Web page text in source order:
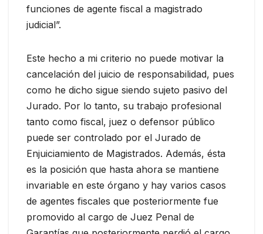
funciones de agente fiscal a magistrado
judicial”.
Este hecho a mi criterio no puede motivar la
cancelación del juicio de responsabilidad, pues
como he dicho sigue siendo sujeto pasivo del
Jurado. Por lo tanto, su trabajo profesional
tanto como fiscal, juez o defensor público
puede ser controlado por el Jurado de
Enjuiciamiento de Magistrados. Además, ésta
es la posición que hasta ahora se mantiene
invariable en este órgano y hay varios casos
de agentes fiscales que posteriormente fue
promovido al cargo de Juez Penal de